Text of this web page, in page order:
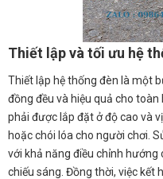
Thiết lập và tối ưu hệ
Thiết lập hệ thống đèn là một
đồng đều và hiệu quả cho
phải được lắp đặt ở độ cao và
hoặc chói lóa cho người chơi.
với khả năng điều chỉnh hướng
chiếu sáng. Đồng thời, việc kết